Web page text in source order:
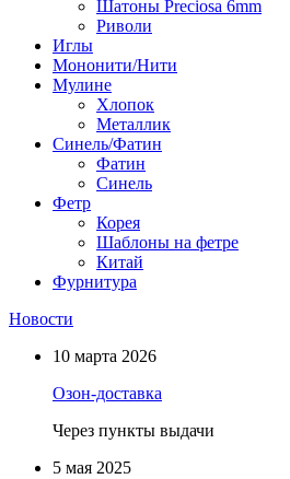
Шатоны Preciosa 6mm
Риволи
Иглы
Мононити/Нити
Мулине
Хлопок
Металлик
Синель/Фатин
Фатин
Синель
Фетр
Корея
Шаблоны на фетре
Китай
Фурнитура
Новости
10 марта 2026
Озон-доставка
Через пункты выдачи
5 мая 2025